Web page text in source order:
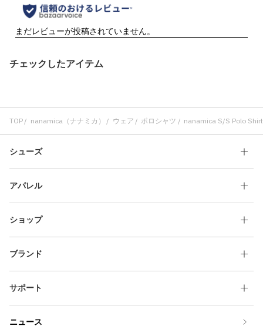
チェックしたアイテム
TOP nanamica（ナナミカ） ウェア ポロシャツ nanamica S/S Polo
シューズ
アパレル
ショップ
ブランド
サポート
ニュース